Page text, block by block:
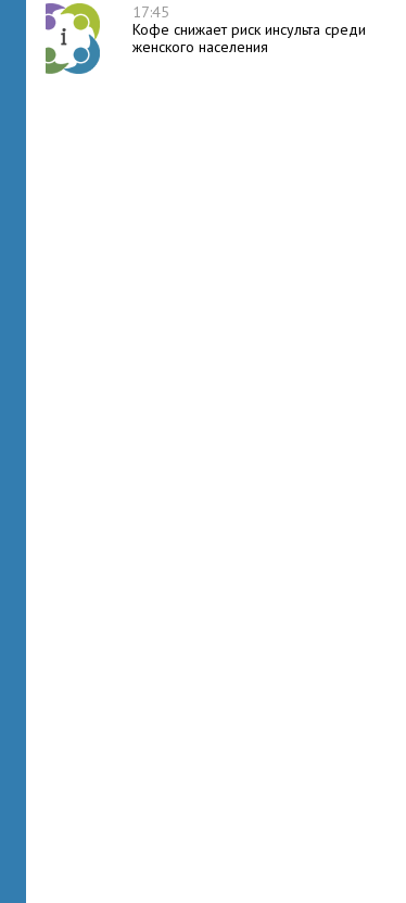
17:45
Кофе снижает риск инсульта среди
женского населения